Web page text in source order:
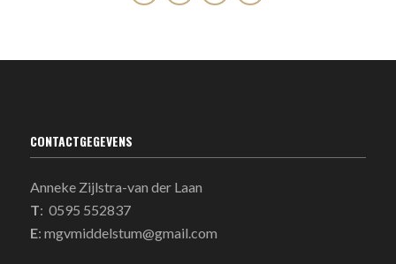
CONTACTGEGEVENS
Anneke Zijlstra-van der Laan
T: 0595 552837
E: mgvmiddelstum@gmail.com